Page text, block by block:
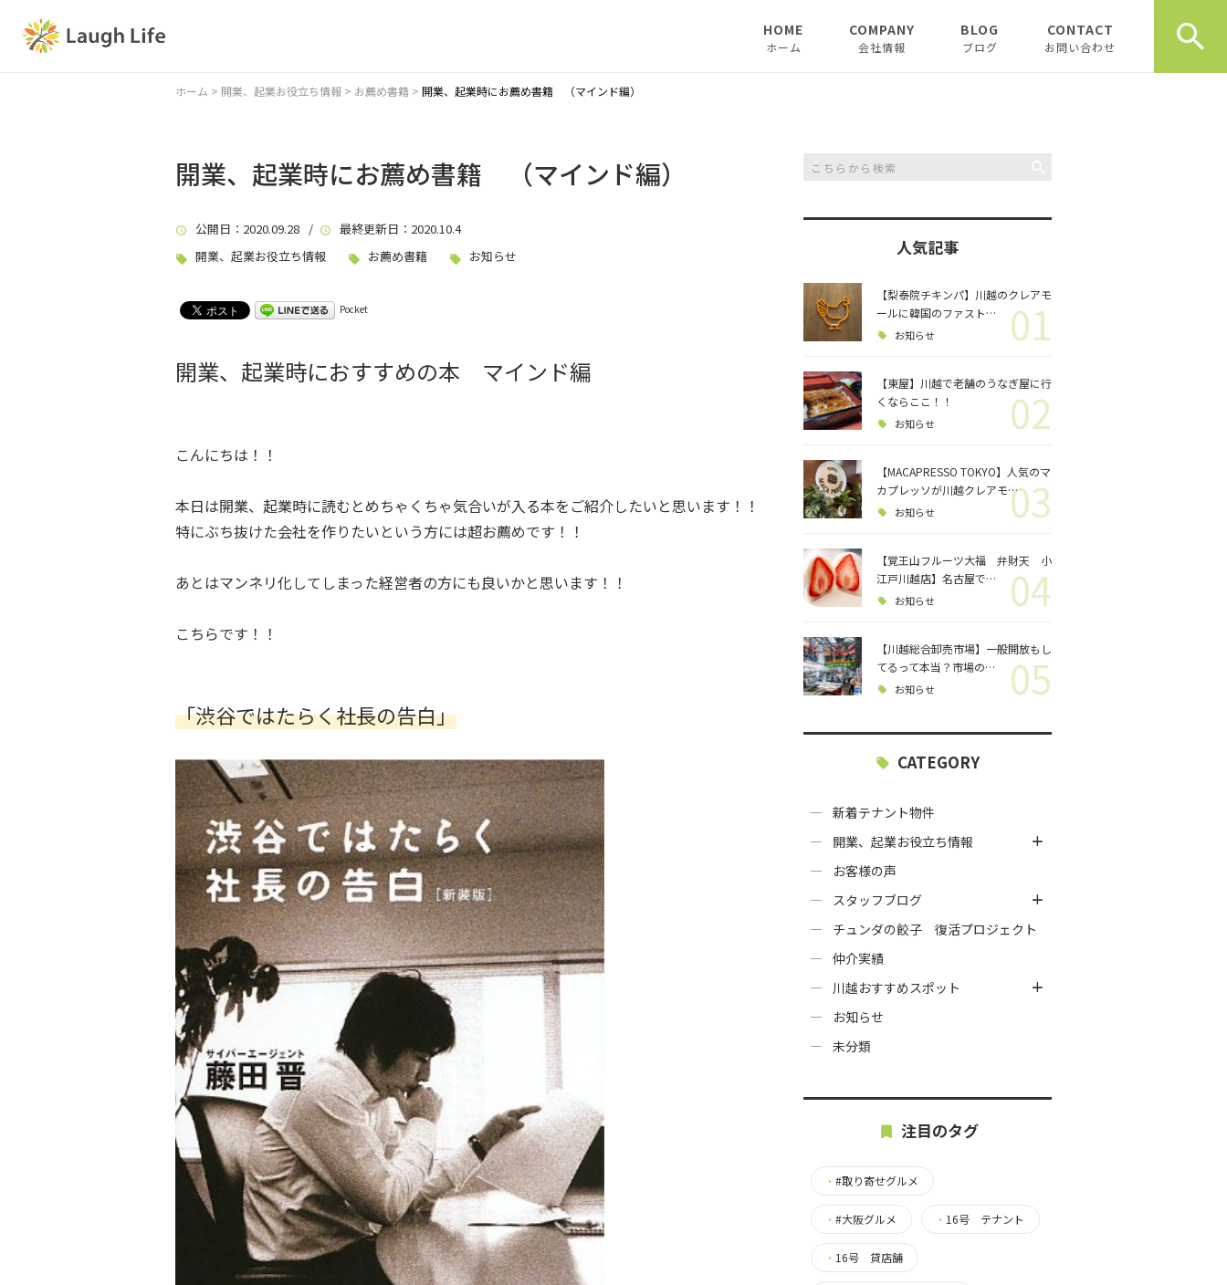
HOME
ホーム
COMPANY
会社情報
BLOG
ブログ
開業、起業お役立ち情報
スタッフブログ
チュンダの餃子 復活プ
ロジェクト
CONTACT
お問い合わせ
ホーム > 開業、起業お役立ち情報 > お薦め書籍 > 開業、起業時にお薦め書籍 （マインド編）
開業、起業時にお薦め書籍 （マインド編）
公開日 ：2020.09.28 / 最終更新日 ：2020.10.4
開業、起業お役立ち情報
お薦め書籍 お知らせ
Pocket
開業、起業時におすすめの本 マインド編
こんにちは！！
本日は開業、起業時に読むとめちゃくちゃ気合いが入る本をご紹介したいと思います！！
特にぶち抜けた会社を作りたいという方には超お薦めです！！
あとはマンネリ化してしまった経営者の方にも良いかと思います！！
こちらです！！
「渋谷ではたらく社長の告白」
人気記事
【梨泰院チキンパ】川越のクレアモ
ールに韓国のファスト…
お知らせ 01
【東屋】川越で老舗のうなぎ屋に行
くならここ！！
お知らせ 02
【MACAPRESSO TOKYO】人気のマ
カプレッソが川越クレアモ…
お知らせ 03
【覚王山フルーツ大福 弁財天 小
江戸川越店】名古屋で…
お知らせ 04
【川越総合卸売市場】一般開放もし
てるって本当？市場の…
お知らせ 05
CATEGORY
新着テナント物件
開業、起業お役立ち情報
お客様の声
スタッフブログ
チュンダの餃子 復活プロジェクト
仲介実績
川越おすすめスポット
お知らせ
未分類
注目のタグ
・ #取り寄せグルメ
・ #大阪グルメ ・ 16号 テナント
・ 16号 貸店舗